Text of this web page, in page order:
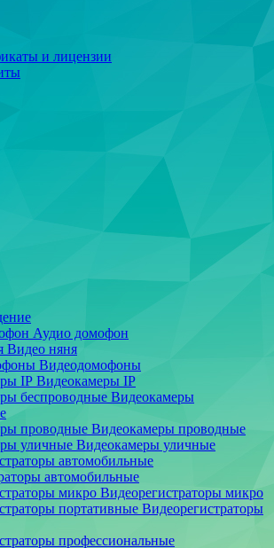
и лицензии
Аудио домофон
Видео няня
Видеодомофоны
Видеокамеры IP
Видеокамеры
Видеокамеры проводные
Видеокамеры уличные
автомобильные
Видеорегистраторы микро
Видеорегистраторы